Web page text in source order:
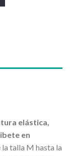
elástica,
en
talla M hasta la